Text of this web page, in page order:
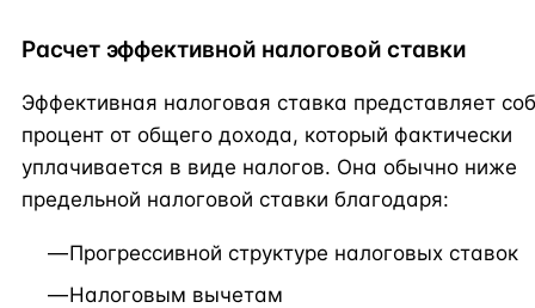
Расчет эффективной налоговой ставки
Эффективная налоговая ставка представляет
процент от общего дохода, который фактически
уплачивается в виде налогов. Она обычно ниже
предельной налоговой ставки благодаря:
Прогрессивной структуре налоговых ставок
Налоговым вычетам